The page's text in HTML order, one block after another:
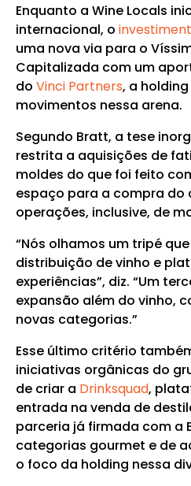
Enquanto a Wine Locals
internacional, o
uma nova via para o
Capitalizada com um
do Vinci Partners, a
movimentos nessa arena.
Segundo Bratt, a tese
restrita a aquisições de
moldes do que foi feito
espaço para a compra do
operações, inclusive, de
“Nós olhamos um tripé
distribuição de vinho e
experiências”, diz. “Um
expansão além do vinho,
novas categorias.”
Esse último critério
iniciativas orgânicas do
de criar a Drinksquad,
entrada na venda de
parceria já firmada com a
categorias gourmet e de
o foco da holding nessa